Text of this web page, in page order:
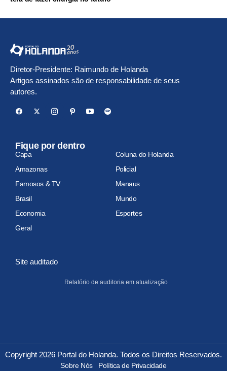
Diretor-Presidente: Raimundo de Holanda
Artigos assinados são de responsabilidade de seus
autores.
Fique por dentro
Capa
Coluna do Holanda
Amazonas
Policial
Famosos & TV
Manaus
Brasil
Mundo
Economia
Esportes
Geral
Site auditado
Relatório de auditoria em atualização
Copyright 2026 Portal do Holanda. Todos os Direitos Reservados.
Sobre Nós Política de Privacidade